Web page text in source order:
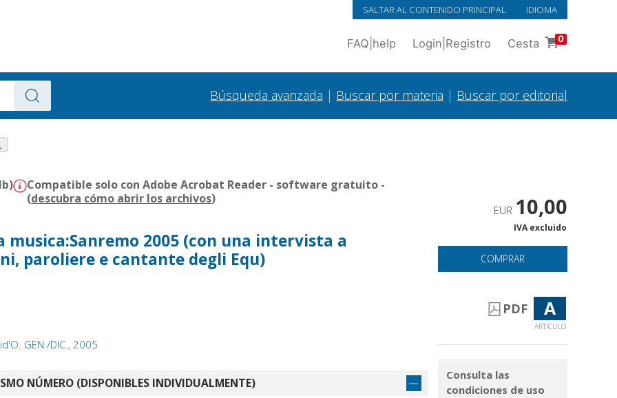
SALTAR AL CONTENIDO PRINCIPAL IDIOMA
FAQ help Login Registro Cesta 0
Búsqueda avanzada | Buscar por materia | Buscar por editorial
Compatible solo con Adobe Acrobat Reader - software gratuito -
(descubra cómo abrir los archivos)
musica:Sanremo 2005 (con una intervista a
paroliere e cantante degli Equ)
GEN./DIC., 2005
NÚMERO (DISPONIBLES INDIVIDUALMENTE)
EUR 10,00
IVA excluido
COMPRAR
PDF A
ARTÍCULO
Consulta las
condiciones de uso